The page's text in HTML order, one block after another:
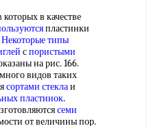
в качестве
пластинки
Некоторые типы
спористыми
на рис. 166.
много видов таких
сортами стеклаи
пластинок.
семи
от величины пор.